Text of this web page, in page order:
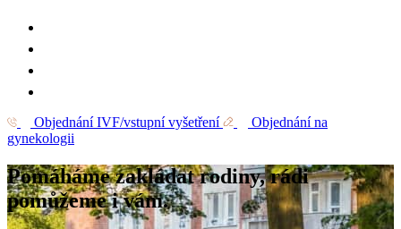
Objednání IVF/vstupní vyšetření
Objednání na
gynekologii
Pomáháme zakládat rodiny, rádi
pomůžeme i vám.